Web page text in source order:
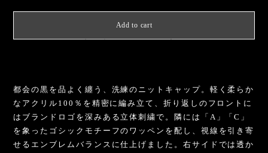
Add to cart
都会の黒を品よく纏う、洗練のニットキャップ。軽く柔らか
なアクリル100％を精密に編み立て、折り返しのフロントに
はブランドロゴを深みある立体刺繍で。隣には「A」「C」
を象ったゴシックモチーフのワッペンを配し、視線を引き寄
せるエンブレムバランスに仕上げました。右サイドでは透か